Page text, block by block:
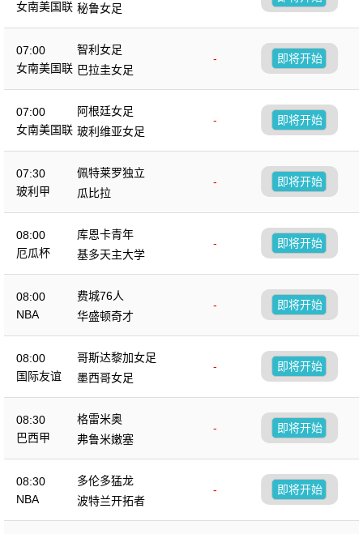
女南美国联 秘鲁女足
07:00
女南美国联
智利女足
-
巴拉圭女足
即将开始
07:00
女南美国联
阿根廷女足
-
玻利维亚女足
即将开始
07:30
玻利甲
佩特莱罗独立
-
瓜比拉
即将开始
08:00
厄瓜杯
库恩卡青年
-
基多天主大学
即将开始
08:00
NBA
费城76人
-
华盛顿奇才
即将开始
08:00
国际友谊
哥斯达黎加女足
-
墨西哥女足
即将开始
08:30
巴西甲
格雷米奥
-
弗鲁米嫩塞
即将开始
08:30
NBA
多伦多猛龙
-
波特兰开拓者
即将开始